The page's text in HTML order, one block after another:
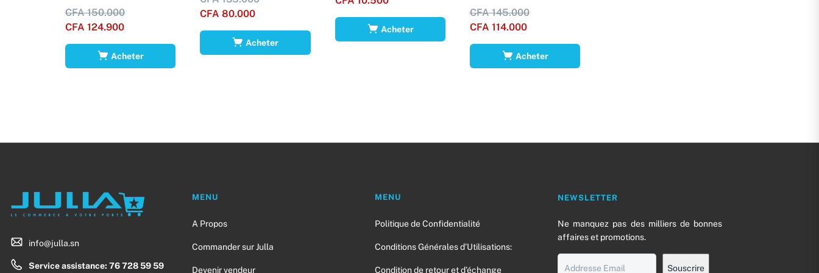
CFA150.000
CFA 124.900
Acheter
CFA 80.000
Acheter
Acheter
CFA145.000
CFA 114.000
Acheter
info@julla.sn
Service assistance: 76 728 59 59
MENU
A Propos
Commander sur Julla
Devenir vendeur
MENU
Politique de Confidentialité
Conditions Générales d’Utilisations:
Condition de retour et d’échange
NEWSLETTER
Ne manquez pas des milliers de bonnes
affaires et promotions.